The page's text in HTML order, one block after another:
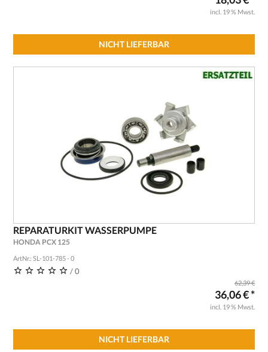
incl. 19 % Mwst.
NICHT LIEFERBAR
REPARATURKIT WASSERPUMPE
HONDA PCX 125
ArtNr.: SL-101-785 - 0
/ 0
62,39 €
36,06 € *
incl. 19 % Mwst.
NICHT LIEFERBAR